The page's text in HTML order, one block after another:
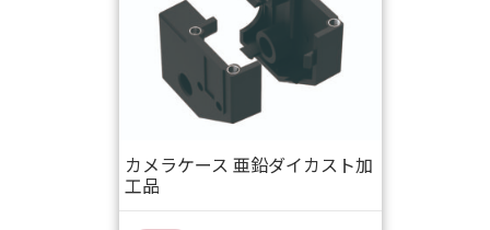
カメラケース 亜鉛ダイカスト加
工品